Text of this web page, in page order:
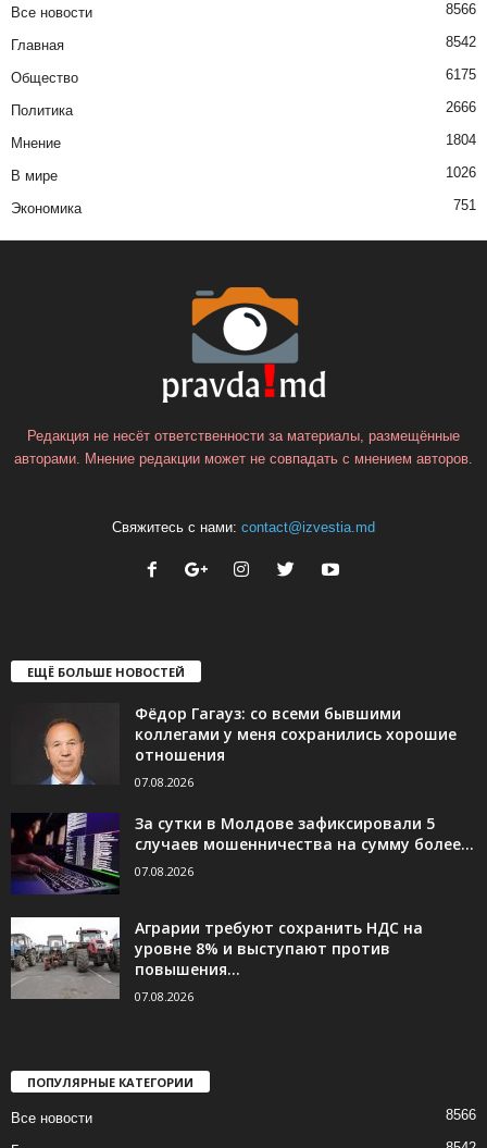
Все новости 8566
Главная 8542
Общество 6175
Политика 2666
Мнение 1804
В мире 1026
Экономика 751
Редакция не несёт ответственности за материалы, размещённые
авторами. Мнение редакции может не совпадать с мнением авторов.
Свяжитесь с нами: contact@izvestia.md
ЕЩЁ БОЛЬШЕ НОВОСТЕЙ
Фёдор Гагауз: со всеми бывшими
коллегами у меня сохранились хорошие
отношения
07.08.2026
За сутки в Молдове зафиксировали 5
случаев мошенничества на сумму более...
07.08.2026
Аграрии требуют сохранить НДС на
уровне 8% и выступают против
повышения...
07.08.2026
ПОПУЛЯРНЫЕ КАТЕГОРИИ
Все новости 8566